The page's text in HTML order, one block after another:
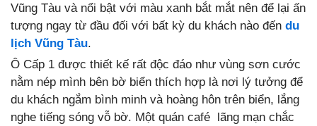
Vũng Tàu và nổi bật với màu xanh bắt mắt nên để lại ấn
tượng ngay từ đầu đối với bất kỳ du khách nào đến du
lịch Vũng Tàu.
Ô Cấp 1 được thiết kế rất độc đáo như vùng sơn cước
nằm nép mình bên bờ biển thích hợp là nơi lý tưởng để
du khách ngắm bình minh và hoàng hôn trên biển, lắng
nghe tiếng sóng vỗ bờ. Một quán café lãng mạn chắc